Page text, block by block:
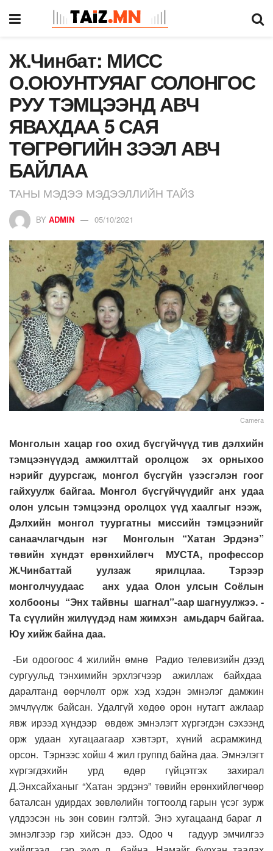
Ж.Чинбат: МИСС
О.ОЮУНТУЯАГ СОЛОНГОС
РУУ ТЭМЦЭЭНД АВЧ
ЯВАХДАА 5 САЯ
ТӨГРӨГИЙН ЗЭЭЛ АВЧ
БАЙЛАА
ТАНЫ МЭДЭЭ МЭДЭЭЛЛИЙН ТАЙЗ
BY ADMIN 05/10/2021
Camera
Монголын хацар гоо охид бүсгүйчүүд тив дэлхийн
тэмцээнүүдэд амжилттай оролцож эх орныхоо
нэрийг дуурсгаж, монгол бүсгүйн үзэсгэлэн гоог
гайхуулж байгаа. Монгол бүсгүйчүүдийг анх удаа
олон улсын тэмцээнд оролцох үүд хаалгыг нээж,
Дэлхийн монгол туургатны миссийн тэмцээнийг
санаачлагчдын нэг Монголын “Хатан Эрдэнэ”
төвийн хүндэт ерөнхийлөгч МУСТА, профессор
Ж.Чинбаттай уулзаж ярилцлаа. Тэрээр
монголчуудаас анх удаа Олон улсын Соёлын
холбооны “Энх тайвны шагнал”-аар шагнуулжээ. -
Та сүүлийн жилүүдэд нам жимхэн амьдарч байгаа.
Юу хийж байна даа.
-Би одоогоос 4 жилийн өмнө Радио телевизийн дээд
сургуульд тэнхимийн эрхлэгчээр ажиллаж байхдаа
даралтанд өөрчлөлт орж хэд хэдэн эмнэлэг дамжин
эмчлүүлж байсан. Удалгүй хөдөө орон нутагт ажлаар
явж ирээд хүндээр өвдөж эмнэлэгт хүргэгдэн сэхээнд
орж удаан хугацаагаар хэвтэрт, хүний асрамжинд
орсон. Тэрнээс хойш 4 жил группд байна даа. Эмнэлэгт
хүргэгдэхийн урд өдөр гүйцэтгэх захирал
Д.Энхсайханыг “Хатан эрдэнэ” төвийн ерөнхийлөгчөөр
баталсан удирдах зөвлөлийн тогтоолд гарын үсэг зурж
үлдээсэн нь зөн совин гэлтэй. Энэ хугацаанд бараг л
эмнэлгээр гэр хийсэн дээ. Одоо ч гадуур эмчилгээ